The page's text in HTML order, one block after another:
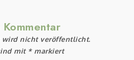
wird nicht veröffentlicht.
mit *markiert